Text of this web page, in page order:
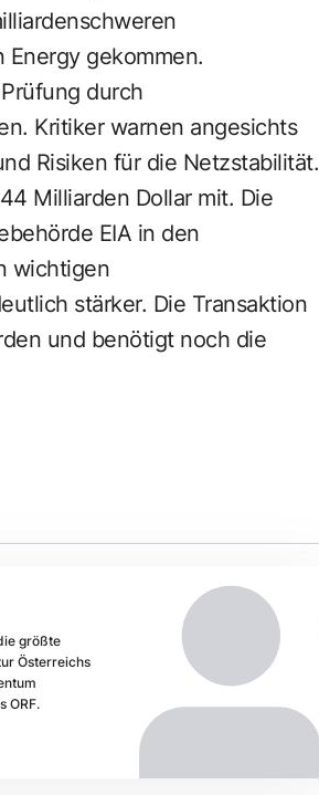
gekommen.
durch
Kritiker warnen angesichts
Risiken für die Netzstabilität.
Milliarden Dollar mit. Die
EIA in den
wichtigen
stärker. Die Transaktion
und benötigt noch die
größte
Österreichs
ORF.